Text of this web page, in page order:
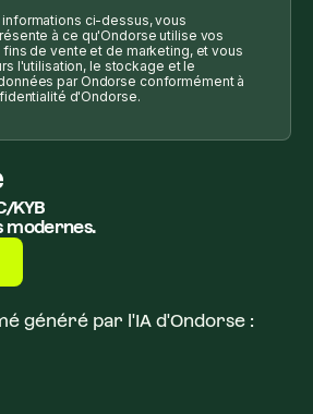
ci-dessus, vous
à ce qu'Ondorse utilise vos
de vente et de marketing, et vous
l'utilisation, le stockage et le
par Ondorse conformément à
d'Ondorse.
KYB
modernes.
généré par l'IA d'Ondorse :